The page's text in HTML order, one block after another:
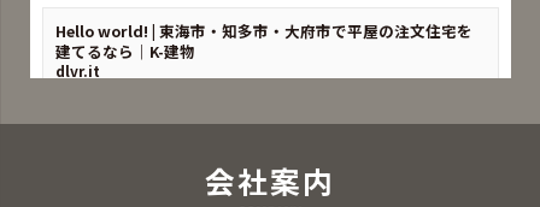
Hello world! | 東海市・知多市・大府市で平屋の注文住宅を
建てるなら｜K-建物
dlvr.it
Share
会社案内